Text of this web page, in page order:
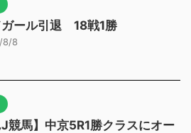
ガール引退 18戦1勝
8/8
J競馬】中京5R1勝クラスにオー